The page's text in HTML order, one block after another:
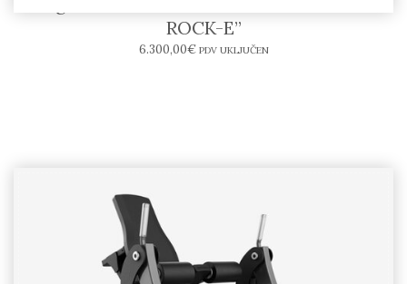
ROCK-E”
6.300,00€ PDV UKLJUČEN